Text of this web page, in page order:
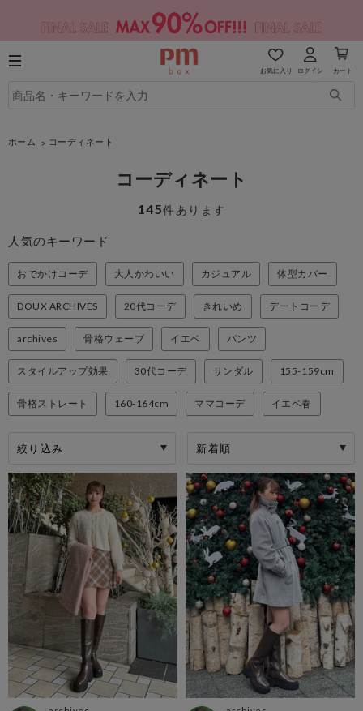
お気に入り ログイン カート
ホーム コーディネート
コーディネート
145件あります
人気のキーワード
おでかけコーデ 大人かわいい カジュアル 体型カバー
DOUX ARCHIVES 20代コーデ きれいめ デートコーデ
archives 骨格ウェーブ イエベ パンツ
スタイルアップ効果 30代コーデ サンダル 155-159cm
骨格ストレート 160-164cm ママコーデ イエベ春
絞り込み